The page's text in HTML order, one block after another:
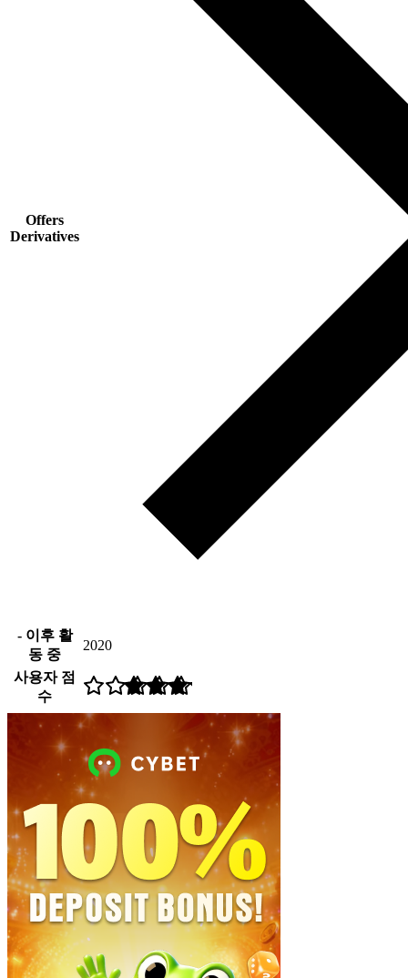
Offers
Derivatives
- 이후 활
동 중
2020
사용자 점
수